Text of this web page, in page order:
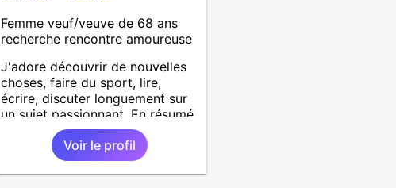
Femme veuf/veuve de 68 ans
recherche rencontre amoureuse
J'adore découvrir de nouvelles
choses, faire du sport, lire,
écrire, discuter longuement sur
un sujet passionnant. En résumé,
profiter de la vie, tout
simplement!Voir le profil